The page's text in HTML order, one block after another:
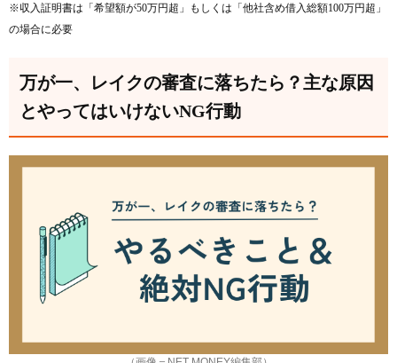
※収入証明書は「希望額が50万円超」もしくは「他社含め借入総額100万円超」
の場合に必要
万が一、レイクの審査に落ちたら？主な原因
とやってはいけないNG行動